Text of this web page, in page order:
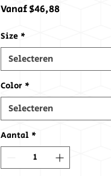
Vanaf$46,88Verkoopprijs
Size *
Selecteren
Color *
Selecteren
Aantal *